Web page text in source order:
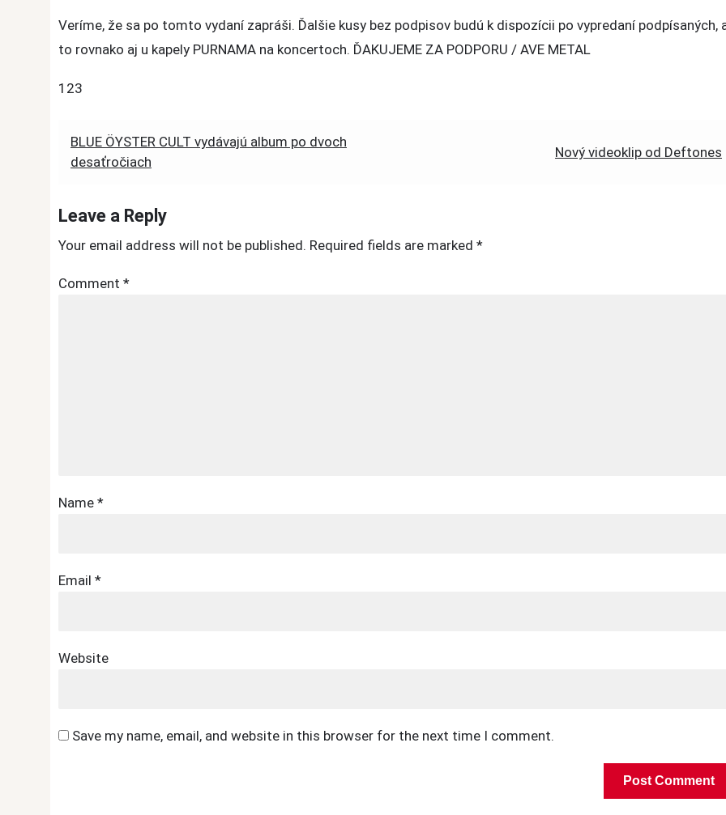
Veríme, že sa po tomto vydaní zapráši. Ďalšie kusy bez podpisov budú k dispozícii po vypredaní podpísaných,
to rovnako aj u kapely PURNAMA na koncertoch. ĎAKUJEME ZA PODPORU / AVE METAL
123
Post
navigation
BLUE ÖYSTER CULT vydávajú album po dvoch
desaťročiach
Nový videoklip od Deftones
Leave a Reply
Your email address will not be published. Required fields are marked *
Comment *
Name *
Email *
Website
Save my name, email, and website in this browser for the next time I comment.